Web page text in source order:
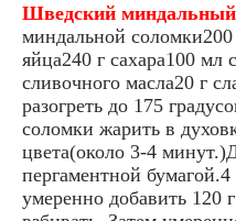
Шведский
миндальной
яйца240 г сахара100 мл
сливочного масла20 г
разогреть до 175
соломки жарить в
цвета(около 3-4
пергаментной
умеренно добавить 120